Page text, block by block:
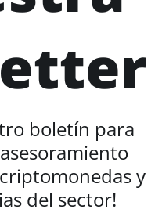
boletín para
y
del sector!